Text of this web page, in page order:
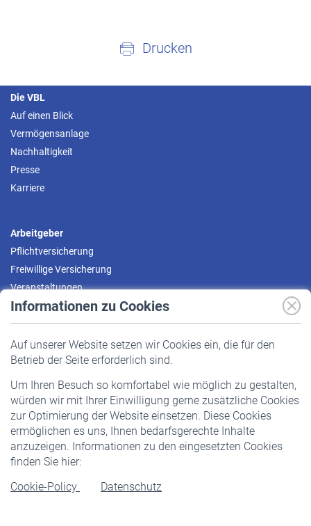
Informationen zu Cookies
Auf unserer Website setzen wir Cookies ein, die für den
Betrieb der Seite erforderlich sind.
Um Ihren Besuch so komfortabel wie möglich zu gestalten,
würden wir mit Ihrer Einwilligung gerne zusätzliche Cookies
zur Optimierung der Website einsetzen. Diese Cookies
ermöglichen es uns, Ihnen bedarfsgerechte Inhalte
anzuzeigen. Informationen zu den eingesetzten Cookies
finden Sie hier:
Cookie-Policy
Datenschutz
Drucken
Die VBL
Auf einen Blick
Vermögensanlage
Nachhaltigkeit
Presse
Karriere
Arbeitgeber
Pflichtversicherung
Freiwillige Versicherung
Veranstaltungen
Pflichtversicherung
Staatliche Förderung
Veranstaltungen
Rentner
Rentenbeginn
Rente beantragen